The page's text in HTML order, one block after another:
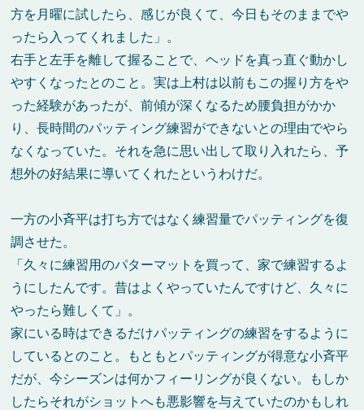
方を月曜に試したら、感じが良くて、今日もそのままでや
ったら入ってくれました」。
右手と左手を離して握ることで、ヘッドを真っ直ぐ動かし
やすくなったとのこと。実は上村は以前もこの握り方をや
った経験があったが、前傾が深くなるため腰負担がかか
り、長時間のパッティング練習ができないとの理由でやら
なくなっていた。それを急に思い出して取り入れたら、予
想外の好結果に導いてくれたというわけだ。
一方の小斉平は打ち方ではなく練習量でパッティングを復
調させた。
「久々に練習用のパターマットを買って、家で練習するよ
うにしたんです。昔はよくやっていたんですけど、久々に
やったら難しくて」。
家にいる時はできるだけパッティングの練習をするように
しているとのこと。もともとパッティングが得意な小斉平
だが、今シーズンは何かフィーリングが良くない。もしか
したらそれがショットへも悪影響を与えていたのかもしれ